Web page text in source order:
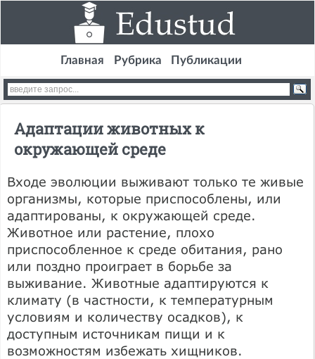
Главная Рубрика Публикации
Адаптации животных к
окружающей среде
Входе эволюции выживают только те живые
организмы, которые приспособлены, или
адаптированы, к окружающей среде.
Животное или растение, плохо
приспособленное к среде обитания, рано
или поздно проиграет в борьбе за
выживание. Животные адаптируются к
климату (в частности, к температурным
условиям и количеству осадков), к
доступным источникам пищи и к
возможностям избежать хищников.